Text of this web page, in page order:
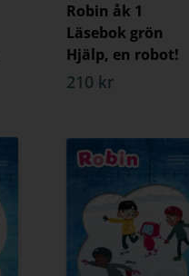
Robin åk 1
Läsebok grön
Hjälp, en robot!
210 kr